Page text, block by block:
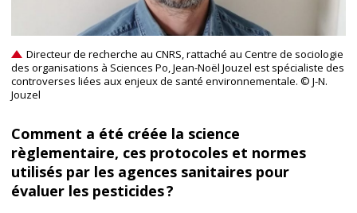
Directeur de recherche au CNRS, rattaché au Centre de sociologie
des organisations à Sciences Po, Jean-Noël Jouzel est spécialiste des
controverses liées aux enjeux de santé environnementale. © J-N.
Jouzel
Comment a été créée la science
règlementaire, ces protocoles et normes
utilisés par les agences sanitaires pour
évaluer les pesticides ?